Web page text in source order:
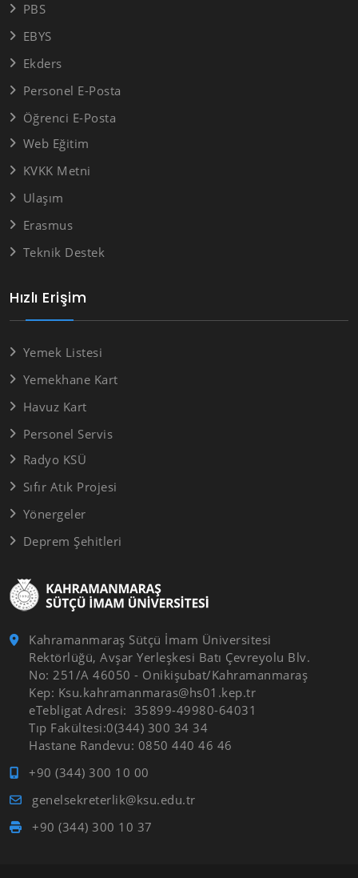
Kahramanmaraş Sütçü İmam Üniversitesi
Rektörlüğü, Avşar Yerleşkesi Batı Çevreyolu Blv.
No: 251/A 46050 - Onikişubat/Kahramanmaraş
Kep: Ksu.kahramanmaras@hs01.kep.tr
eTebligat Adresi: 35899-49980-64031
Tıp Fakültesi:0(344) 300 34 34
Hastane Randevu: 0850 440 46 46
+90 (344) 300 10 00
genelsekreterlik@ksu.edu.tr
+90 (344) 300 10 37
Hızlı Erişim
Yemek Listesi
Yemekhane Kart
Havuz Kart
Personel Servis
Radyo KSÜ
Sıfır Atık Projesi
Yönergeler
Deprem Şehitleri
PBS
EBYS
Ekders
Personel E-Posta
Öğrenci E-Posta
Web Eğitim
KVKK Metni
Ulaşım
Erasmus
Teknik Destek